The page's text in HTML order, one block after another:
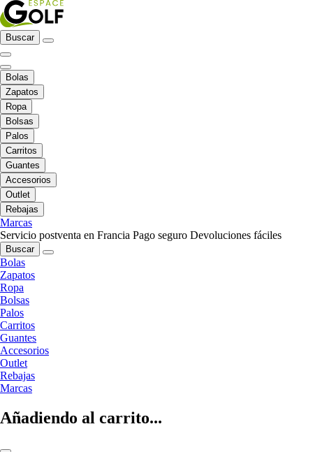
Buscar
Bolas
Zapatos
Ropa
Bolsas
Palos
Carritos
Guantes
Accesorios
Outlet
Rebajas
Marcas
Servicio postventa en Francia Pago seguro Devoluciones fáciles
Buscar
Bolas
Zapatos
Ropa
Bolsas
Palos
Carritos
Guantes
Accesorios
Outlet
Rebajas
Marcas
Añadiendo al carrito...